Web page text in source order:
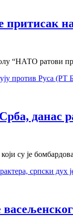
“НАТО ратови
данас
су је